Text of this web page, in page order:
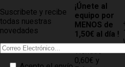
Suscribete y recibe
todas nuestras
novedades
¡Únete al
equipo por
MENOS de
1,50€ al día !
Tiendas
0,60€ y